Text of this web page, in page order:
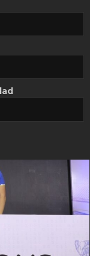
por costos